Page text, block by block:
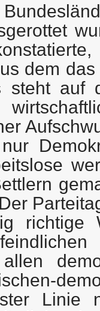
dem
steht auf
richtige
Linie